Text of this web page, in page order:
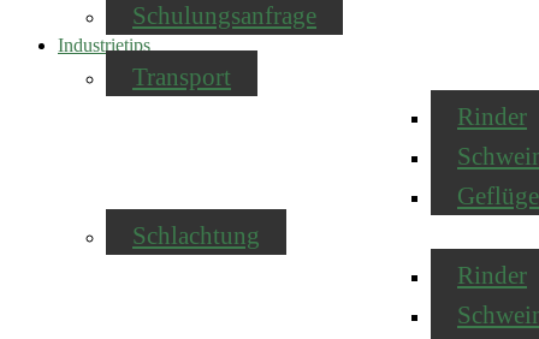
Schulungsanfrage
Industrietips
Transport
Rinder
Schlachtung
Rinder